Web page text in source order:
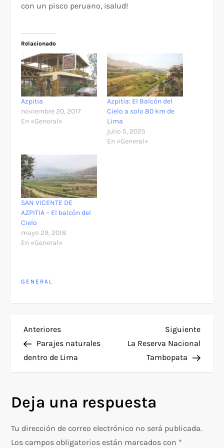
con un pisco peruano, ¡salud!
Relacionado
Azpitia
noviembre 20, 2017
En «General»
Azpitia: El Balcón del
Cielo a solo 80 km de
Lima
julio 5, 2025
En «General»
SAN VICENTE DE
AZPITIA – El balcón del
Cielo
mayo 29, 2018
En «General»
GENERAL
N
a
e
g
Entrada
anterior
Anteriores
Parajes naturales
dentro de Lima
Siguiente
La Reserva Nacional
Tambopata
Deja una respuesta
Tu dirección de correo electrónico no será publicada.
Los campos obligatorios están marcados con *